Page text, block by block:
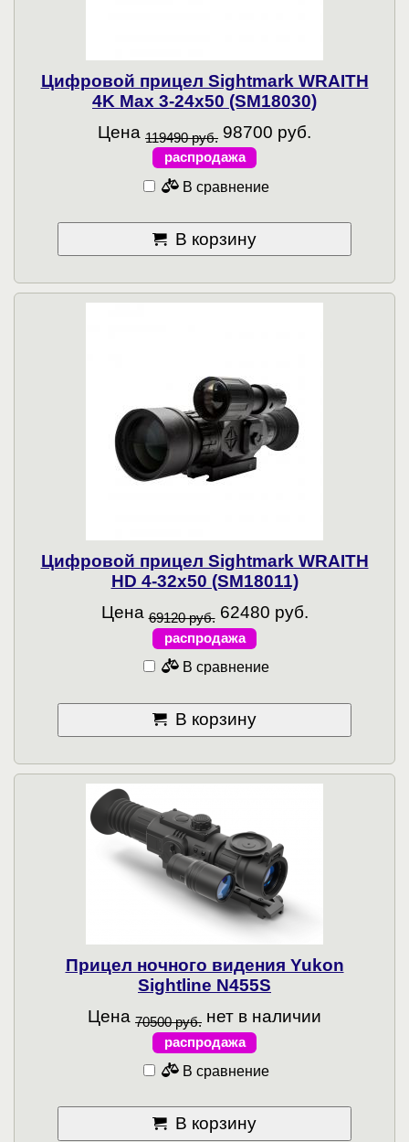
Цифровой прицел Sightmark WRAITH
4K Max 3-24x50 (SM18030)
Цена 119490 руб. 98700 руб.
распродажа
В сравнение
В корзину
Цифровой прицел Sightmark WRAITH
HD 4-32x50 (SM18011)
Цена 69120 руб. 62480 руб.
распродажа
В сравнение
В корзину
Прицел ночного видения Yukon
Sightline N455S
Цена 70500 руб. нет в наличии
распродажа
В сравнение
В корзину